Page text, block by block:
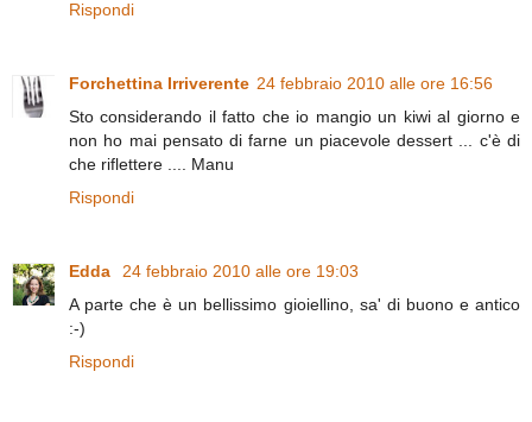
Rispondi
Forchettina Irriverente 24 febbraio 2010 alle ore 16:56
Sto considerando il fatto che io mangio un kiwi al giorno e
non ho mai pensato di farne un piacevole dessert ... c'è di
che riflettere .... Manu
Rispondi
Edda
24 febbraio 2010 alle ore 19:03
A parte che è un bellissimo gioiellino, sa' di buono e antico
:-)
Rispondi